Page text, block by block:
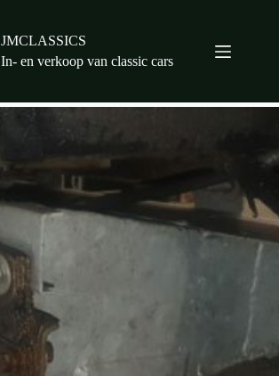
JMCLASSICS
In- en verkoop van classic cars